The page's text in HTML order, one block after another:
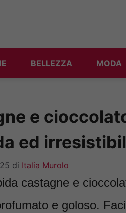
BELLEZZA MODA
e
ed
di Italia Murolo
castagne e
e goloso.